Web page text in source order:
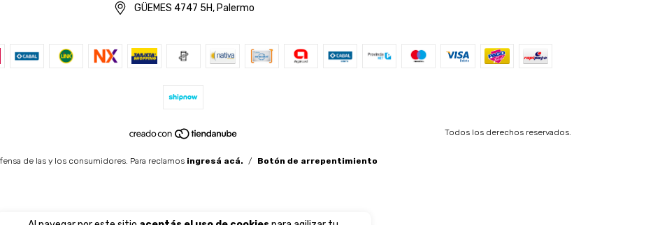
GÜEMES 4747 5H, Palermo
Todos los derechos reservados.
de las y los consumidores. Para reclamos ingresá acá. / Botón de arrepentimiento